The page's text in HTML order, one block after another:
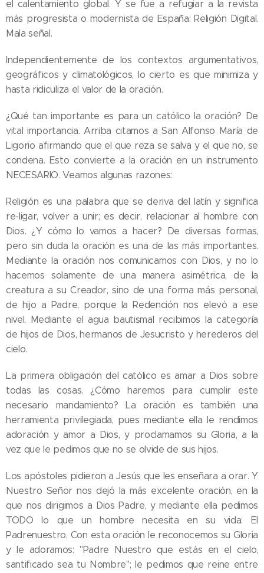
el calentamiento global. Y se fue a refugiar a la revista
más progresista o modernista de España: Religión Digital.
Mala señal.
Independientemente de los contextos argumentativos,
geográficos y climatológicos, lo cierto es que minimiza y
hasta ridiculiza el valor de la oración.
¿Qué tan importante es para un católico la oración? De
vital importancia. Arriba citamos a San Alfonso María de
Ligorio afirmando que el que reza se salva y el que no, se
condena. Esto convierte a la oración en un instrumento
NECESARIO. Veamos algunas razones:
Religión es una palabra que se deriva del latín y significa
re-ligar, volver a unir; es decir, relacionar al hombre con
Dios. ¿Y cómo lo vamos a hacer? De diversas formas,
pero sin duda la oración es una de las más importantes.
Mediante la oración nos comunicamos con Dios, y no lo
hacemos solamente de una manera asimétrica, de la
creatura a su Creador, sino de una forma más personal,
de hijo a Padre, porque la Redención nos elevó a ese
nivel. Mediante el agua bautismal recibimos la categoría
de hijos de Dios, hermanos de Jesucristo y herederos del
cielo.
La primera obligación del católico es amar a Dios sobre
todas las cosas. ¿Cómo haremos para cumplir este
necesario mandamiento? La oración es también una
herramienta privilegiada, pues mediante ella le rendimos
adoración y amor a Dios, y proclamamos su Gloria, a la
vez que le pedimos que no se olvide de sus hijos.
Los apóstoles pidieron a Jesús que les enseñara a orar. Y
Nuestro Señor nos dejó la más excelente oración, en la
que nos dirigimos a Dios Padre, y mediante ella pedimos
TODO lo que un hombre necesita en su vida: El
Padrenuestro. Con esta oración le reconocemos su Gloria
y le adoramos: "Padre Nuestro que estás en el cielo,
santificado sea tu Nombre"; le pedimos que reine entre